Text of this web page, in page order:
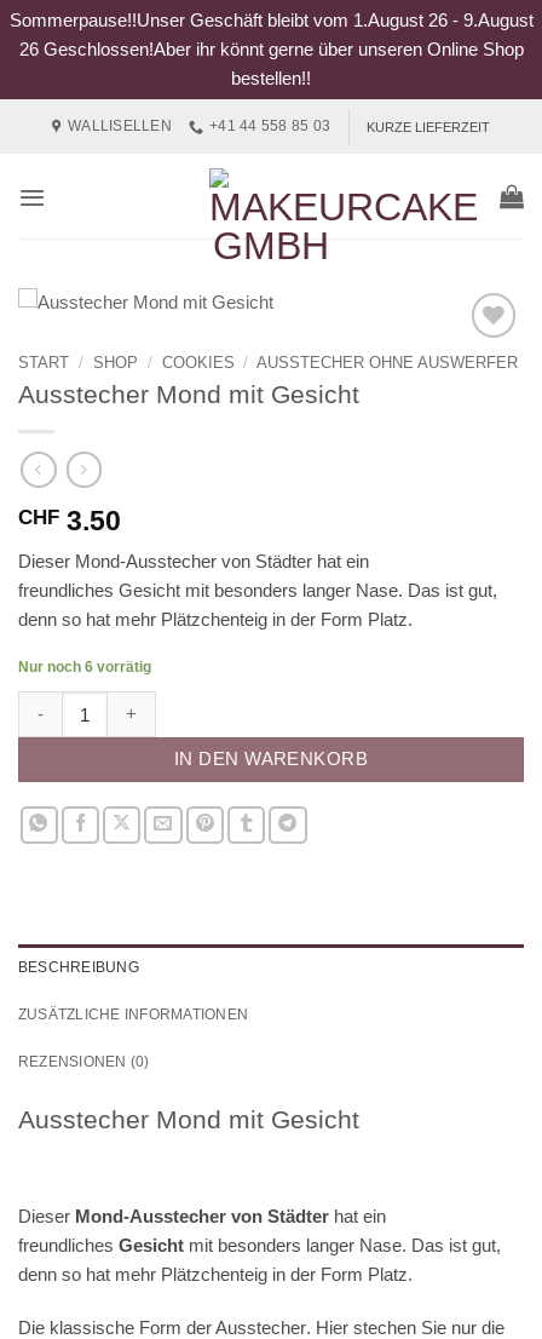
Sommerpause!!Unser Geschäft bleibt vom 1.August 26 - 9.August
26 Geschlossen!Aber ihr könnt gerne über unseren Online Shop
bestellen!!
WALLISELLEN +41 44 558 85 03 KURZE LIEFERZEIT
START / SHOP / COOKIES / AUSSTECHER OHNE AUSWERFER
Ausstecher Mond mit Gesicht
CHF 3.50
Dieser Mond-Ausstecher von Städter hat ein
freundliches Gesicht mit besonders langer Nase. Das ist gut,
denn so hat mehr Plätzchenteig in der Form Platz.
Nur noch 6 vorrätig
IN DEN WARENKORB
BESCHREIBUNG
ZUSÄTZLICHE INFORMATIONEN
REZENSIONEN (0)
Ausstecher Mond mit Gesicht
Dieser Mond-Ausstecher von Städter hat ein
freundliches Gesicht mit besonders langer Nase. Das ist gut,
denn so hat mehr Plätzchenteig in der Form Platz.
Die klassische Form der Ausstecher. Hier stechen Sie nur die